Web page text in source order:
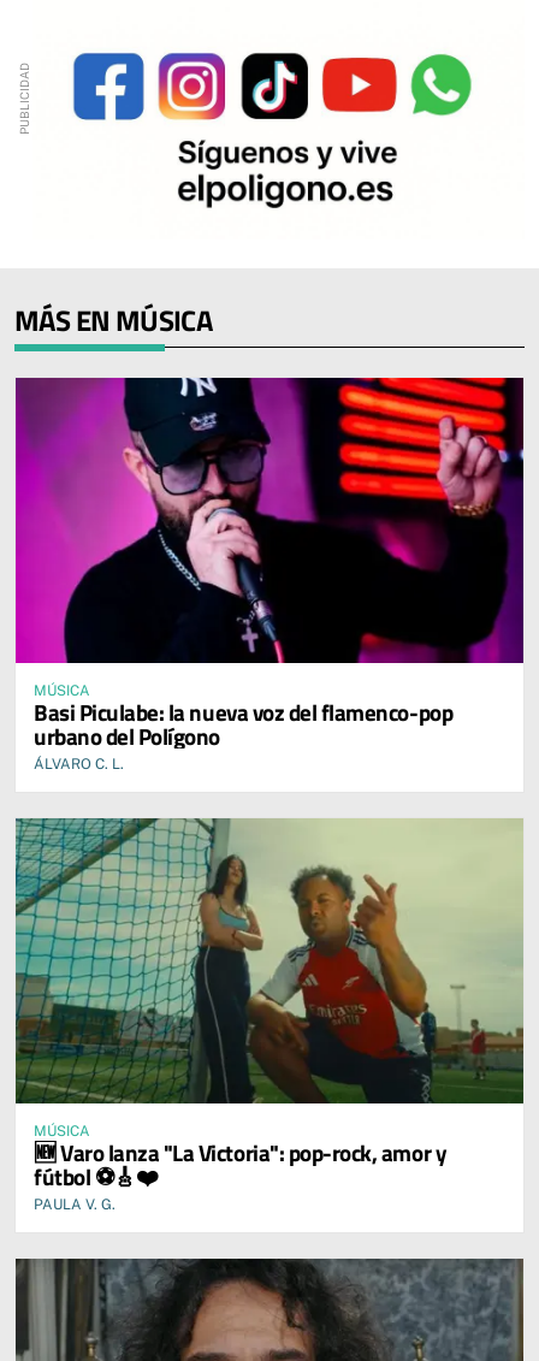
MÁS EN MÚSICA
MÚSICA
Basi Piculabe: la nueva voz del flamenco-pop
urbano del Polígono
ÁLVARO C. L.
MÚSICA
🆕 Varo lanza "La Victoria": pop-rock, amor y
fútbol ⚽🎸❤️
PAULA V. G.